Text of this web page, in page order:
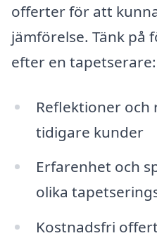
offerter för att
jämförelse. Tänk på
efter en tapetserare:
Reflektioner och
tidigare kunder
Erfarenhet och
olika
Kostnadsfri